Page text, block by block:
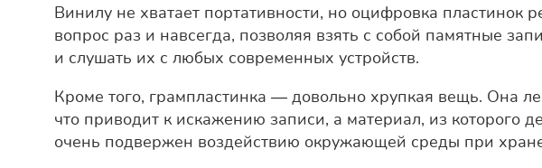
Винилу не хватает портативности, но оцифровка пластинок
вопрос раз и навсегда, позволяя взять с собой памятные
и слушать их с любых современных устройств.
Кроме того, грампластинка — довольно хрупкая вещь. Она
что приводит к искажению записи, а материал, из которого
очень подвержен воздействию окружающей среды при